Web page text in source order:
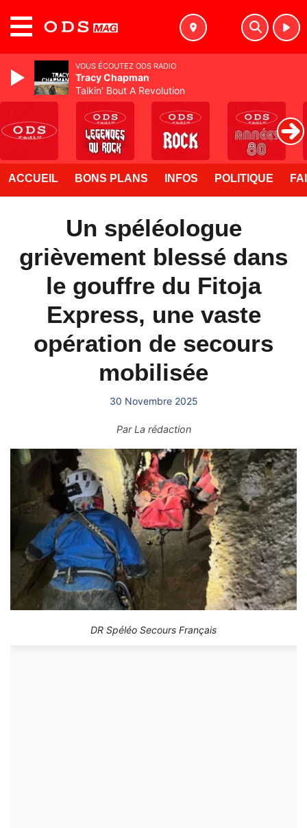
ACCUEIL BONS PLANS INFOS POLITIQUE
Un spéléologue
grièvement blessé dans
le gouffre du Fitoja
Express, une vaste
opération de secours
mobilisée
30 Novembre 2025
ParLa rédaction
DR Spéléo Secours Français
VOUS ÉCOUTEZ ODS RADIO
Tracy Chapman
Talkin' Bout A Revolution